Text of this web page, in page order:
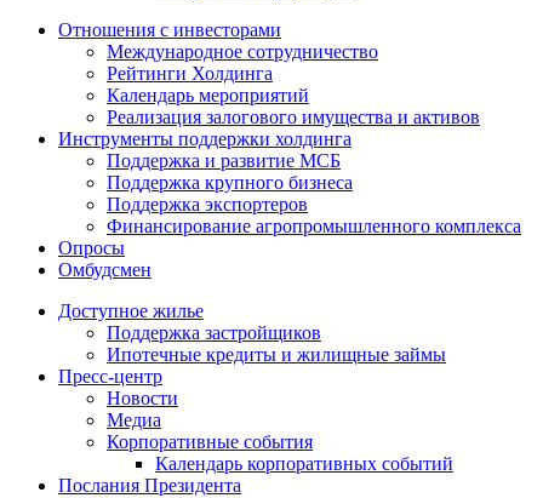
Отношения с инвесторами
Международное сотрудничество
Рейтинги Холдинга
Календарь мероприятий
Реализация залогового имущества и активов
Инструменты поддержки холдинга
Поддержка и развитие МСБ
Поддержка крупного бизнеса
Поддержка экспортеров
Финансирование агропромышленного комплекса
Опросы
Омбудсмен
Доступное жилье
Поддержка застройщиков
Ипотечные кредиты и жилищные займы
Пресс-центр
Новости
Медиа
Корпоративные события
Календарь корпоративных событий
Послания Президента